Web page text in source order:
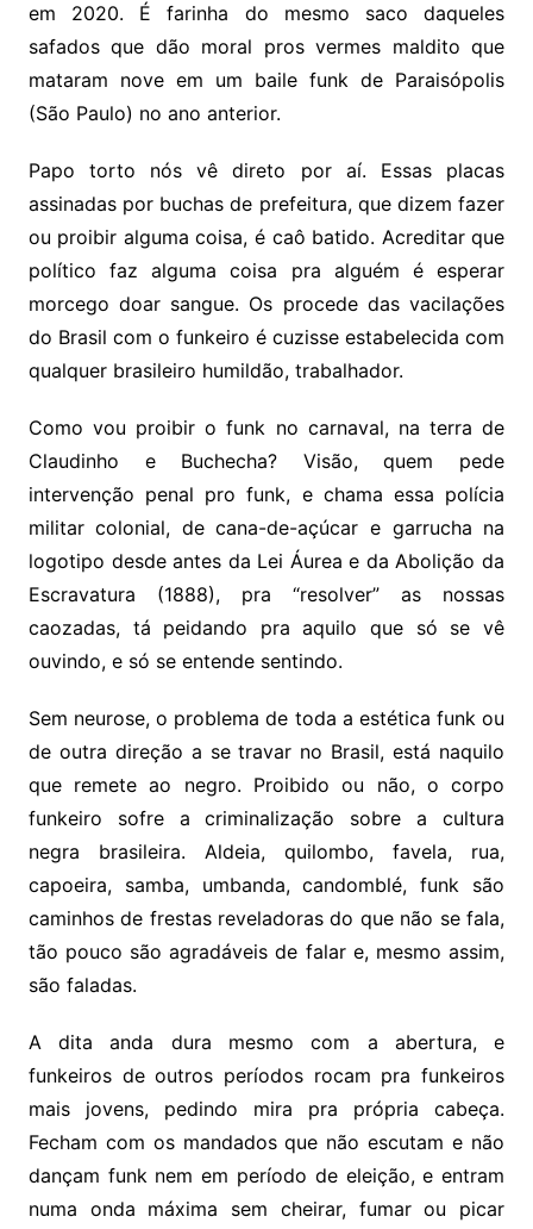
em 2020. É farinha do mesmo saco daqueles
safados que dão moral pros vermes maldito que
mataram nove em um baile funk de Paraisópolis
(São Paulo) no ano anterior.
Papo torto nós vê direto por aí. Essas placas
assinadas por buchas de prefeitura, que dizem fazer
ou proibir alguma coisa, é caô batido. Acreditar que
político faz alguma coisa pra alguém é esperar
morcego doar sangue. Os procede das vacilações
do Brasil com o funkeiro é cuzisse estabelecida com
qualquer brasileiro humildão, trabalhador.
Como vou proibir o funk no carnaval, na terra de
Claudinho e Buchecha? Visão, quem pede
intervenção penal pro funk, e chama essa polícia
militar colonial, de cana-de-açúcar e garrucha na
logotipo desde antes da Lei Áurea e da Abolição da
Escravatura (1888), pra “resolver” as nossas
caozadas, tá peidando pra aquilo que só se vê
ouvindo, e só se entende sentindo.
Sem neurose, o problema de toda a estética funk ou
de outra direção a se travar no Brasil, está naquilo
que remete ao negro. Proibido ou não, o corpo
funkeiro sofre a criminalização sobre a cultura
negra brasileira. Aldeia, quilombo, favela, rua,
capoeira, samba, umbanda, candomblé, funk são
caminhos de frestas reveladoras do que não se fala,
tão pouco são agradáveis de falar e, mesmo assim,
são faladas.
A dita anda dura mesmo com a abertura, e
funkeiros de outros períodos rocam pra funkeiros
mais jovens, pedindo mira pra própria cabeça.
Fecham com os mandados que não escutam e não
dançam funk nem em período de eleição, e entram
numa onda máxima sem cheirar, fumar ou picar